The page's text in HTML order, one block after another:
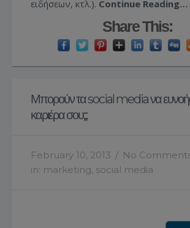
ειδήσεων, κτλ.). Continue Reading…
Share This:
Μπορούν τα social media να
καριέρα σου;;;
February 10, 2013 / No
in: marketing, social media